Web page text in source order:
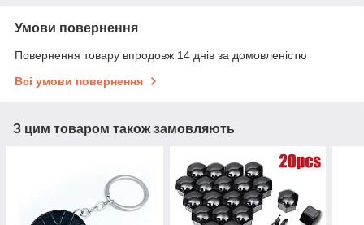
Умови повернення
Повернення товару впродовж 14 днів за домовленістю
Всі умови повернення
З цим товаром також замовляють